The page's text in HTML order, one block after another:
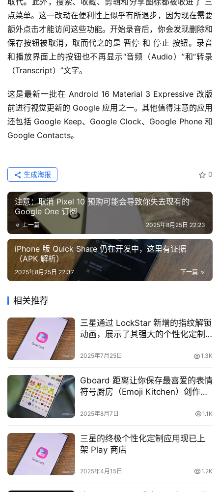
点菜单。这一改动在便利性上似乎有所退步，因为现在需要
额外点击才能访问这些功能。开始录音后，你会发现删除和
保存按钮被取消，取而代之的是 暂停 和 停止 按钮。录音
和播放界面上的按钮也不再显示“音频（Audio）”和“转录
（Transcript）”文字。
这是最新一批在 Android 16 Material 3 Expressive 改版
前进行视觉更新的 Google 应用之一。其他值得注意的应用
还包括 Google Keep、Google Clock、Google Phone 和
Google Contacts。
0
生成海报
注意：取消 Pixel 10 预购可能会导致你失去现有的
Google One 订阅
上一篇 2025年8月25日 22:23
iPhone 版 Quick Share 仍在开发中，这里有证据
（APK 解析）
下一篇
2025年8月25日 22:37
相关推荐
三星通过 LockStar 新增的指纹解锁
动画，展示了其强大的个性化定制
2025年7月25日 1.3K
Gboard 距离让你保存最喜爱的表情
符号厨房（Emoji Kitchen）创作又
2025年8月7日 1.1K
三星的终极个性化定制应用现已上
架 Play 商店
2025年4月15日 1.2K